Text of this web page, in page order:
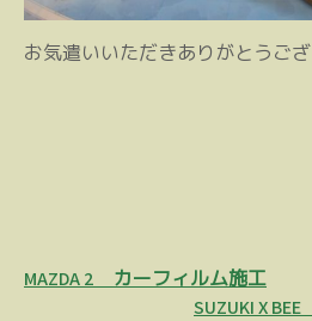
お気遣いいただきありがとうござ
投
MAZDA 2 カーフィルム施工
SUZUKI X